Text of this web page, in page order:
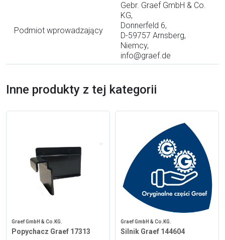
Podmiot wprowadzający
Gebr. Graef GmbH & Co.
KG,
Donnerfeld 6,
D-59757 Arnsberg,
Niemcy,
info@graef.de
Inne produkty z tej kategorii
Graef GmbH & Co.KG.
Popychacz Graef 17313
Graef GmbH & Co.KG.
Silnik Graef 144604